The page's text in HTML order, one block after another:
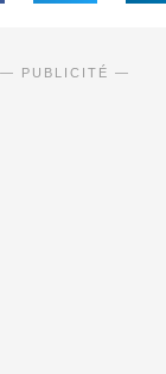
— PUBLICITÉ —